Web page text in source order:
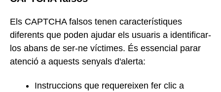
Els CAPTCHA falsos tenen característiques
diferents que poden ajudar els usuaris a identificar-
los abans de ser-ne víctimes. És essencial parar
atenció a aquests senyals d'alerta:
Instruccions que requereixen fer clic a